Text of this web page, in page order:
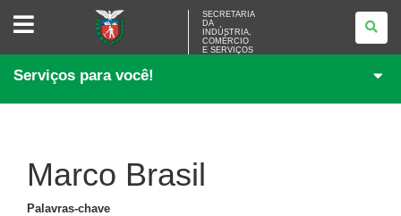
SECRETARIA
INDÚSTRIA,
COMÉRCIO
SERVIÇOS
SECRETARIA
DA
INDÚSTRIA,
COMÉRCIO
E SERVIÇOS
Serviços para você!
Marco Brasil
Palavras-chave